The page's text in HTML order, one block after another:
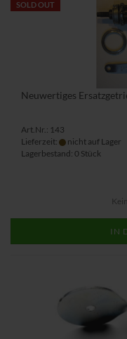
SOLD OUT
Neuwertiges
Art.Nr.: 143
Lieferzeit:
nicht auf Lager
Lagerbestand: 0 Stück
IN